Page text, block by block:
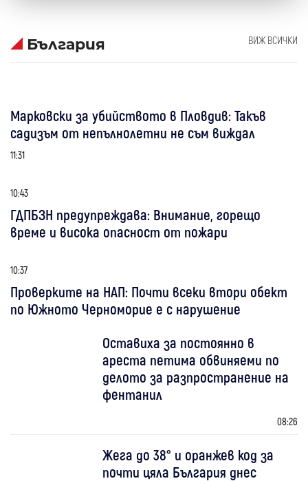
България ВИЖ ВСИЧКИ
Марковски за убийството в Пловдив: Такъв
садизъм от непълнолетни не съм виждал
11:31
10:43
ГДПБЗН предупреждава: Внимание, горещо
време и висока опасност от пожари
10:37
Проверките на НАП: Почти всеки втори обект
по Южното Черноморие е с нарушение
Оставиха за постоянно в
ареста петима обвиняеми по
делото за разпространение на
фентанил
08:26
Жега до 38° и оранжев код за
почти цяла България днес